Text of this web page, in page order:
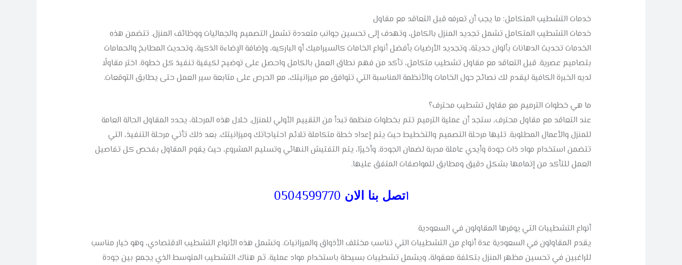
خدمات التشطيب المتكامل: ما يجب أن تعرفه قبل التعاقد مع مقاول
خدمات التشطيب المتكامل تشمل تجديد المنزل بالكامل، وتهدف إلى تحسين جوانب متعددة تشمل التصميم والجماليات ووظائف المنزل. تتضمن هذه
الخدمات تحديث الدهانات بألوان حديثة، وتجديد الأرضيات بأفضل أنواع الخامات كالسيراميك أو الباركيه، وإضافة الإضاءة الذكية، وتحديث المطابخ والحمامات
بتصاميم عصرية. قبل التعاقد مع مقاول تشطيب متكامل، تأكد من فهم نطاق العمل بالكامل واحصل على توضيح لكيفية تنفيذ كل خطوة. اختر مقاولًا
لديه الخبرة الكافية ليقدم لك نصائح حول الخامات والأنظمة المناسبة التي تتوافق مع ميزانيتك، مع الحرص على متابعة سير العمل حتى يطابق التوقعات.
ما هي خطوات الترميم مع مقاول تشطيب محترف؟
عند التعاقد مع مقاول محترف، ستجد أن عملية الترميم تتم بخطوات منظمة تبدأ من التقييم الأولي للمنزل. خلال هذه المرحلة، يحدد المقاول الحالة العامة
للمنزل والأعمال المطلوبة. تليها مرحلة التصميم والتخطيط حيث يتم إعداد خطة متكاملة تلائم احتياجاتك وميزانيتك. بعد ذلك تأتي مرحلة التنفيذ، التي
تتضمن استخدام مواد ذات جودة وأيدي عاملة مدربة لضمان الجودة. وأخيرًا، يتم التفتيش النهائي وتسليم المشروع، حيث يقوم المقاول بفحص كل تفاصيل
العمل للتأكد من إتمامها بشكل دقيق ومطابق للمواصفات المتفق عليها.
اتصل بنا الان 0504599770
أنواع التشطيبات التي يوفرها المقاولون في السعودية
يقدم المقاولون في السعودية عدة أنواع من التشطيبات التي تناسب مختلف الأذواق والميزانيات. وتشمل هذه الأنواع التشطيب الاقتصادي، وهو خيار مناسب
للراغبين في تحسين مظهر المنزل بتكلفة معقولة، ويشمل تشطيبات بسيطة باستخدام مواد عملية. ثم هناك التشطيب المتوسط الذي يجمع بين جودة